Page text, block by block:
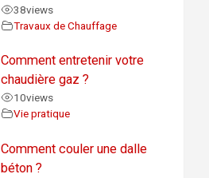
38views
Travaux de Chauffage
Comment entretenir votre
chaudière gaz ?
10views
Vie pratique
Comment couler une dalle
béton ?